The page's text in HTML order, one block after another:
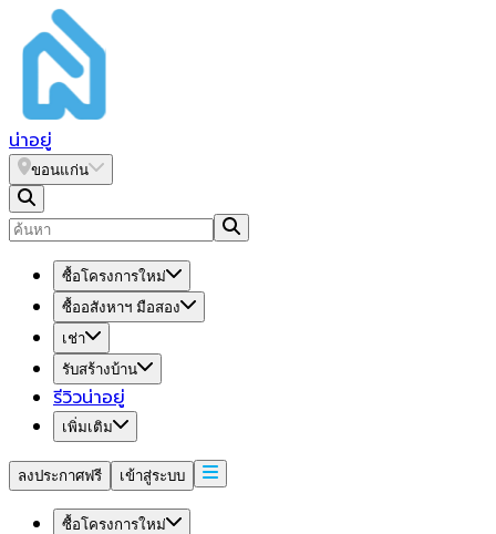
น่าอยู่
ขอนแก่น
ซื้อโครงการใหม่
ซื้ออสังหาฯ มือสอง
เช่า
รับสร้างบ้าน
รีวิวน่าอยู่
เพิ่มเติม
ลงประกาศฟรี เข้าสู่ระบบ
ซื้อโครงการใหม่